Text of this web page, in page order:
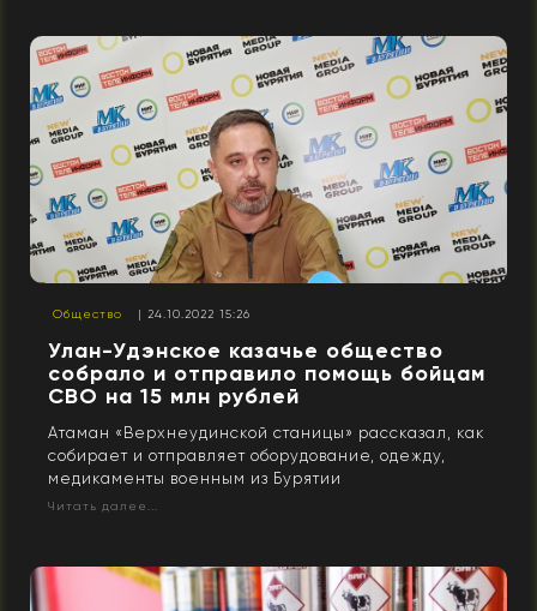
Общество | 24.10.2022 15:26
Улан-Удэнское казачье общество
собрало и отправило помощь бойцам
СВО на 15 млн рублей
Атаман «Верхнеудинской станицы» рассказал, как
собирает и отправляет оборудование, одежду,
медикаменты военным из Бурятии
Читать далее...